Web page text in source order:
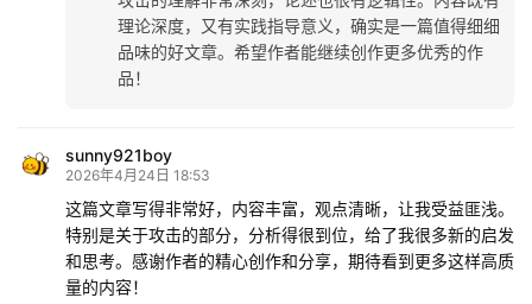
理论深度，又有实践指导意义，确实是一篇值得细细
品味的好文章。希望作者能继续创作更多优秀的作
品！
sunny921boy
2026年4月24日 18:53
这篇文章写得非常好，内容丰富，观点清晰，让我受益匪浅。
特别是关于攻击的部分，分析得很到位，给了我很多新的启发
和思考。感谢作者的精心创作和分享，期待看到更多这样高质
量的内容！